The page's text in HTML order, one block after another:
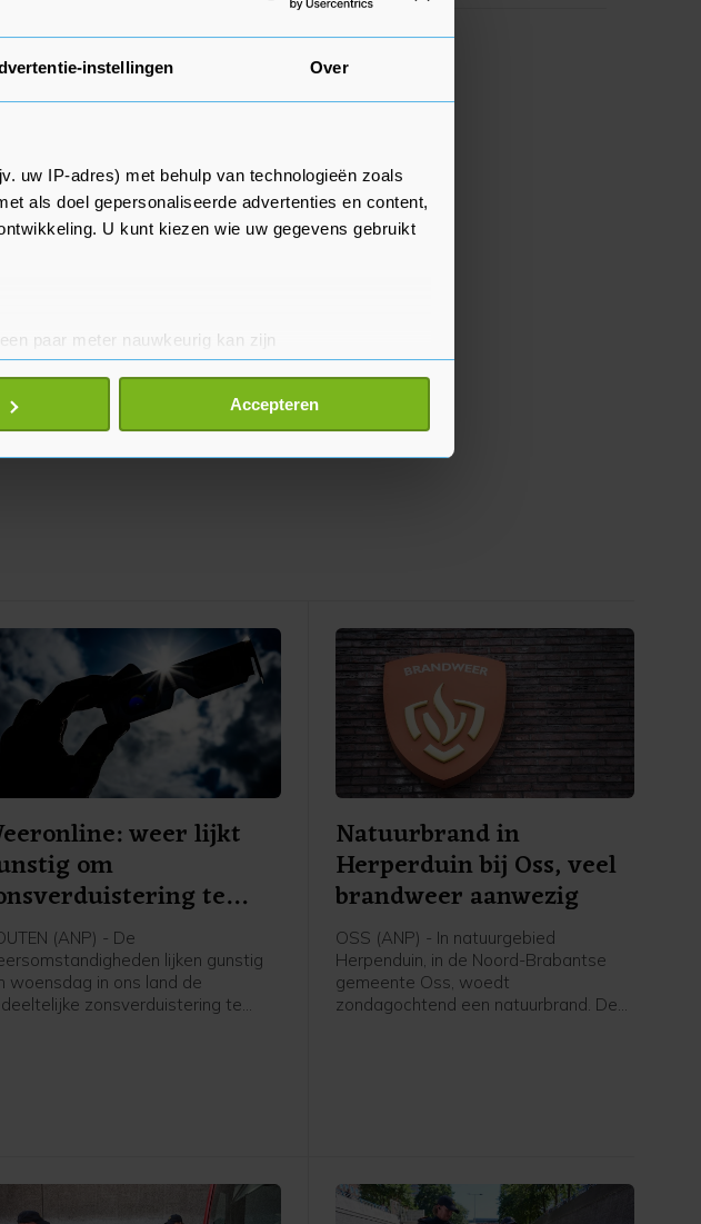
instellingen Over
uw IP-adres) met behulp van technologieën zoals
als doel gepersonaliseerde advertenties en content,
U kunt kiezen wie uw gegevens gebruikt
paar meter nauwkeurig kan zijn
eigenschappen (fingerprinting)
uw voorkeuren in het
detailgedeelte
Accepteren
weer lijkt
om
te
(ANP) - De
lijken gunstig
woensdag in ons land de
zonsverduistering te
Natuurbrand in
Herperduin bij Oss, veel
brandweer aanwezig
OSS (ANP) - In natuurgebied
Herpenduin, in de Noord-Brabantse
gemeente Oss, woedt
zondagochtend een natuurbrand. De